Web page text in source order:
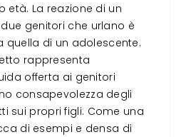
età. La reazione di un
genitori che urlano è
quella di un adolescente.
rappresenta
offerta ai genitori
consapevolezza degli
sui propri figli. Come una
di esempi e densa di